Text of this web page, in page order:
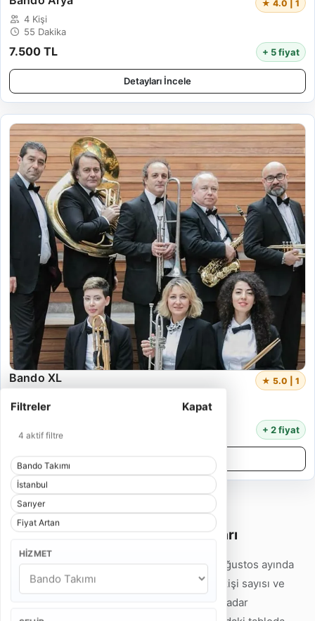
Filtreler Kapat
4 aktif filtre
Bando Takımı
İstanbul
Sarıyer
Fiyat Artan
HIZMET
★ 4.0 | 1
4 Kişi
55 Dakika
7.500 TL + 5 fiyat
Detayları İncele
Bando XL ★ 5.0 | 1
55 Dakika
14.000 TL + 2 fiyat
İstanbul Sarıyer Bando Takımı Fiyatları
İstanbul Sarıyer Bando Takımı fiyatları 2026 Ağustos ayında
7.500 TL'den başlamaktadır. Hizmet tipi, ekip kişi sayısı ve
program süresine göre fiyatlar 32.000 TL'ye kadar